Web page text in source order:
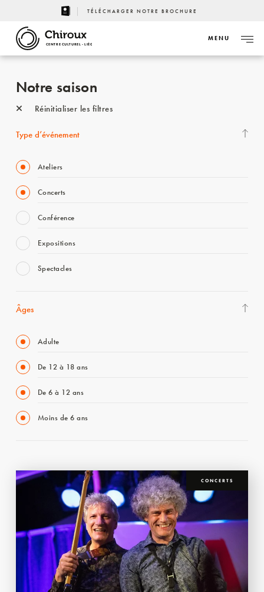
TÉLÉCHARGER NOTRE BROCHURE
CENTRE CULTUREL - LIÈGE
MENU
Notre saison
Réinitialiser les filtres
Type d’événement
Ateliers
Concerts
Conférence
Expositions
Spectacles
Âges
Adulte
De 12 à 18 ans
De 6 à 12 ans
Moins de 6 ans
CONCERTS